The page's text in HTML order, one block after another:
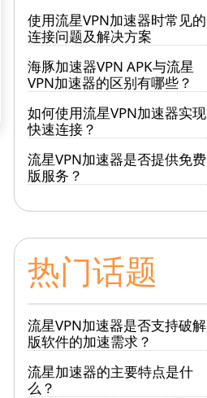
使用流星VPN加速器时常见的
连接问题及解决方案
海豚加速器VPN APK与流星
VPN加速器的区别有哪些？
如何使用流星VPN加速器实现
快速连接？
流星VPN加速器是否提供免费
版服务？
热门话题
流星VPN加速器是否支持破解
版软件的加速需求？
流星加速器的主要特点是什
么？